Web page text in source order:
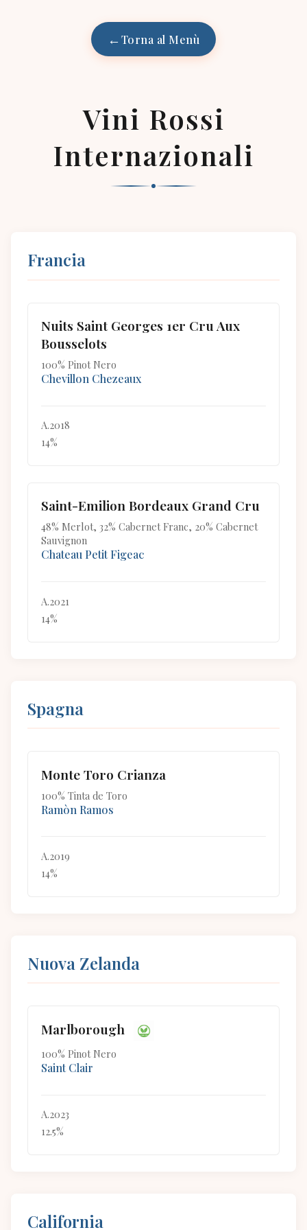
Torna al Menù
Vini Rossi
Internazionali
Francia
Nuits Saint Georges 1er Cru Aux
Bousselots
100% Pinot Nero
Chevillon Chezeaux
A.2018
14%
Saint-Emilion Bordeaux Grand Cru
48% Merlot, 32% Cabernet Franc, 20% Cabernet
Sauvignon
Chateau Petit Figeac
A.2021
14%
Spagna
Monte Toro Crianza
100% Tinta de Toro
Ramòn Ramos
A.2019
14%
Nuova Zelanda
Marlborough
100% Pinot Nero
Saint Clair
A.2023
12.5%
California